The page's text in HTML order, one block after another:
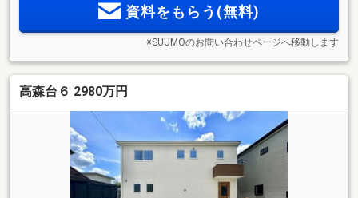
資料をもらう(無料)
※SUUMOのお問い合わせページへ移動します
高森台６ 2980万円